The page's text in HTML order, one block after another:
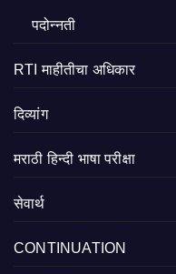
पदोन्नती
RTI माहीतीचा अधिकार
दिव्यांग
मराठी हिन्दी भाषा परीक्षा
सेवार्थ
CONTINUATION